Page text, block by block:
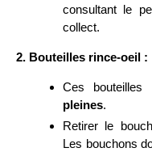
consultant le
collect.
2. Bouteilles rince-oeil :
Ces bouteilles
pleines.
Retirer le
Les bouchons